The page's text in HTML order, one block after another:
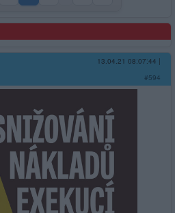
13.04.21 08:07:44 |
#594